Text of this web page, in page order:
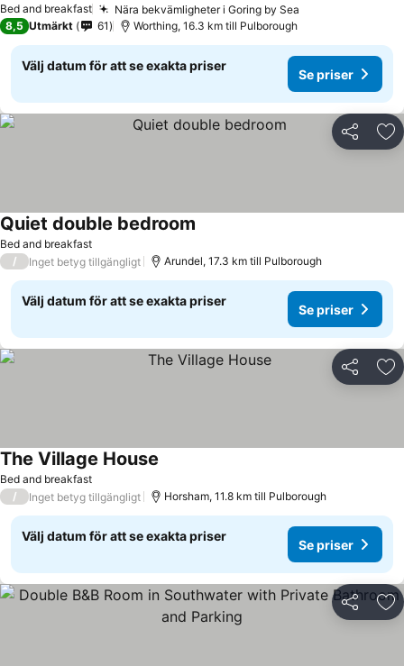
Bed and breakfast Nära bekvämligheter i Goring by Sea
8,5 Utmärkt 61 Worthing, 16.3 km till Pulborough
Välj datum för att se exakta priser
Se priser
Dela
Bed and breakfast
Quiet double bedroom
/ Inget betyg tillgängligt Arundel, 17.3 km till Pulborough
Välj datum för att se exakta priser
Se priser
Dela
Bed and breakfast
The Village House
/ Inget betyg tillgängligt Horsham, 11.8 km till Pulborough
Välj datum för att se exakta priser
Se priser
Dela